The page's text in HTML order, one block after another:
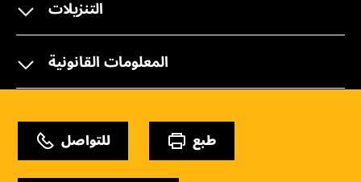
التنزيلات
المعلومات القانونية
للتواصل طبع